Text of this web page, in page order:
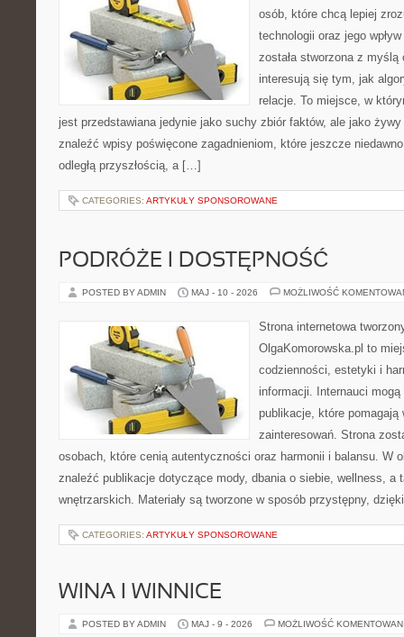
osób, które chcą lepiej
technologii oraz jego
została stworzona z
interesują się tym, jak
relacje. To miejsce, w
jest przedstawiana jedynie jako suchy zbiór faktów, ale jako
znaleźć wpisy poświęcone zagadnieniom, które jeszcze niedawno
odległą przyszłością, a […]
CATEGORIES: ARTYKUŁY SPONSOROWANE
PODRÓŻE I DOSTĘPNOŚĆ
POSTED BY ADMIN MAJ - 10 - 2026 MOŻLIWOŚĆ
Strona internetowa
OlgaKomorowska.pl to
codzienności, estetyki i
informacji. Internauci
publikacje, które pomagają
zainteresowań. Strona
osobach, które cenią autentyczności oraz harmonii i balansu. W
znaleźć publikacje dotyczące mody, dbania o siebie, wellness, a
wnętrzarskich. Materiały są tworzone w sposób przystępny,
CATEGORIES: ARTYKUŁY SPONSOROWANE
WINA I WINNICE
POSTED BY ADMIN MAJ - 9 - 2026 MOŻLIWOŚĆ